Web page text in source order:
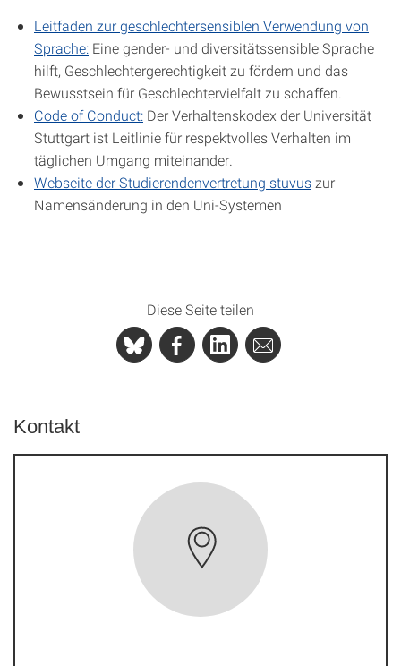
Leitfaden zur geschlechtersensiblen Verwendung von
Sprache: Eine gender- und diversitätssensible Sprache
hilft, Geschlechtergerechtigkeit zu fördern und das
Bewusstsein für Geschlechtervielfalt zu schaffen.
Code of Conduct: Der Verhaltenskodex der Universität
Stuttgart ist Leitlinie für respektvolles Verhalten im
täglichen Umgang miteinander.
Webseite der Studierendenvertretung stuvus zur
Namensänderung in den Uni-Systemen
Diese Seite teilen
Kontakt